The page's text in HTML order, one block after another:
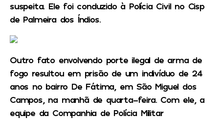
suspeita. Ele foi conduzido à Polícia Civil no Cisp
de Palmeira dos Índios.
Outro fato envolvendo porte ilegal de arma de
fogo resultou em prisão de um indivíduo de 24
anos no bairro De Fátima, em São Miguel dos
Campos, na manhã de quarta-feira. Com ele, a
equipe da Companhia de Polícia Militar